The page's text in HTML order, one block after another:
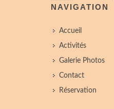
NAVIGATION
Accueil
Activités
Galerie Photos
Contact
Réservation